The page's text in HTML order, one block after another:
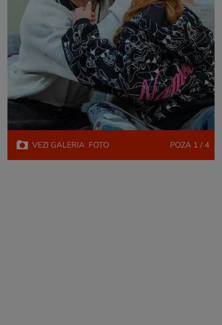
VEZI GALERIA FOTO POZA 1 / 4